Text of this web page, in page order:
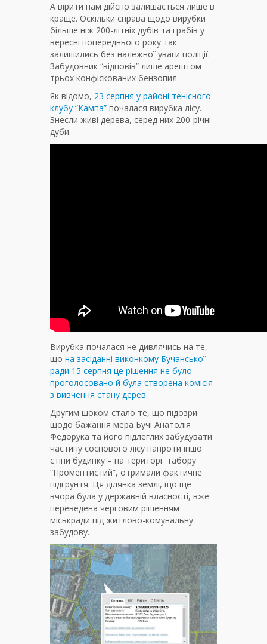
А вірити нам дійсно залишається лише в
краще. Оскільки справа щодо вирубки
більше ніж 200-літніх дубів та грабів у
вересні попереднього року так
залишились без належної уваги поліції.
Забудовник “відповів” лише арештом
трьох конфіскованих бензопил.
Як відомо, 23 серпня у районі тенісного
клубу “Кампа” почалася вирубка лісу.
Знесли живі дерева, серед них 200-річні
дуби.
Вирубка почалася не дивлячись на те,
що на засіданні виконкому Бучанської
ради 15 серпня це рішення не було
проголосовано й була створена комісія
з вивчення стану дерев.
Другим шоком стало те, що підозри
щодо бажання мера Бучі Анатолія
Федорука та його підлеглих забудувати
частину соснового лісу напроти іншої
стіни будинку – на території табору
“Проментистий”, отримали фактичне
підгрунтя. Ця ділянка землі, що ще
вчора була у державній власності, вже
переведена черговим рішенням
міськради під житлово-комунальну
забудову.